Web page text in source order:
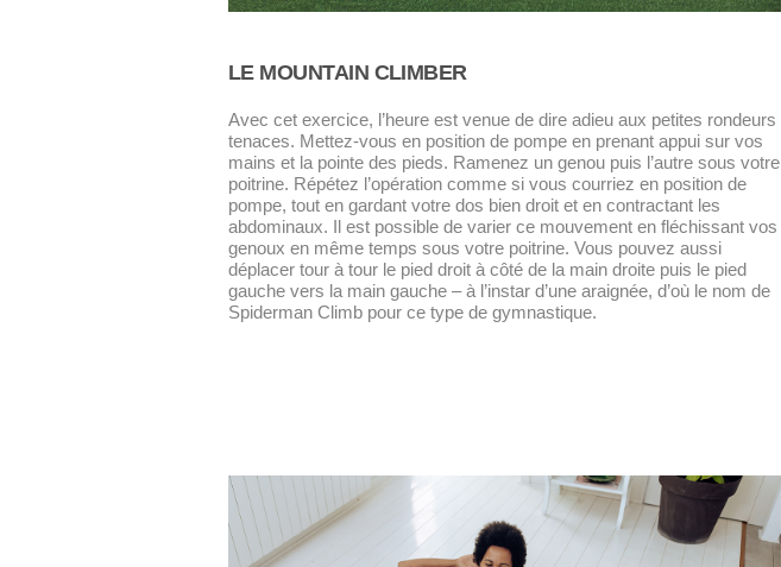
LE MOUNTAIN CLIMBER
Avec cet exercice, l’heure est venue de dire adieu aux petites rondeurs
tenaces. Mettez-vous en position de pompe en prenant appui sur vos
mains et la pointe des pieds. Ramenez un genou puis l’autre sous votre
poitrine. Répétez l’opération comme si vous courriez en position de
pompe, tout en gardant votre dos bien droit et en contractant les
abdominaux. Il est possible de varier ce mouvement en fléchissant vos
genoux en même temps sous votre poitrine. Vous pouvez aussi
déplacer tour à tour le pied droit à côté de la main droite puis le pied
gauche vers la main gauche – à l’instar d’une araignée, d’où le nom de
Spiderman Climb pour ce type de gymnastique.